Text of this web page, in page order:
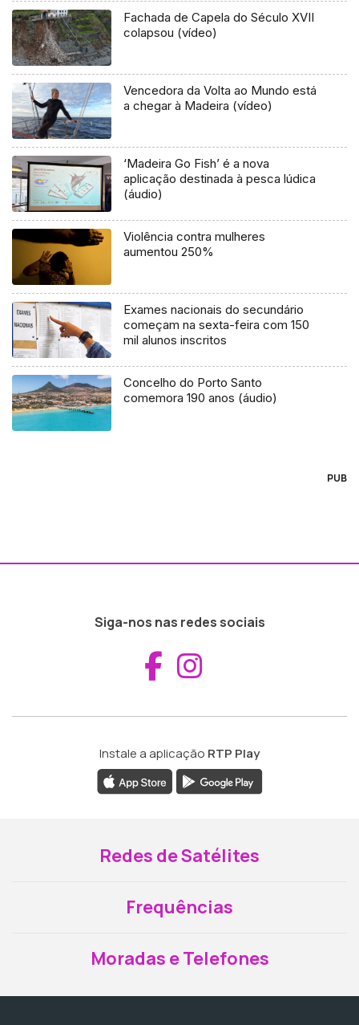
Fachada de Capela do Século XVII
colapsou (vídeo)
Vencedora da Volta ao Mundo está
a chegar à Madeira (vídeo)
‘Madeira Go Fish’ é a nova
aplicação destinada à pesca lúdica
(áudio)
Violência contra mulheres
aumentou 250%
Exames nacionais do secundário
começam na sexta-feira com 150
mil alunos inscritos
Concelho do Porto Santo
comemora 190 anos (áudio)
PUB
Siga-nos nas redes sociais
Aceder ao
Instale a aplicação RTP Play
Redes de Satélites
Frequências
Moradas e Telefones